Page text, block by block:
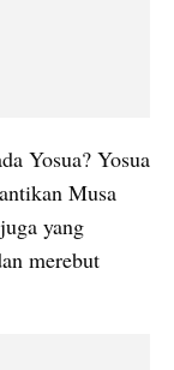
Yosua? Yosua
Musa
yang
merebut